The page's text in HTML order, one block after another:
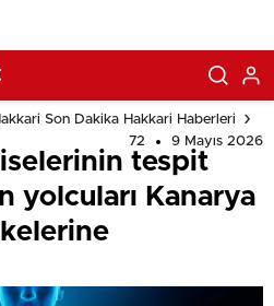
Son Dakika Hakkari Haberleri
72
9 Mayıs 2026
tespit
yolcuları Kanarya